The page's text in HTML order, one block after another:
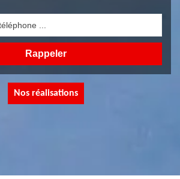
Nos réalisations